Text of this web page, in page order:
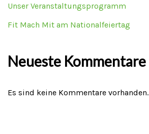
Unser Veranstaltungsprogramm
Fit Mach Mit am Nationalfeiertag
Neueste Kommentare
Es sind keine Kommentare vorhanden.